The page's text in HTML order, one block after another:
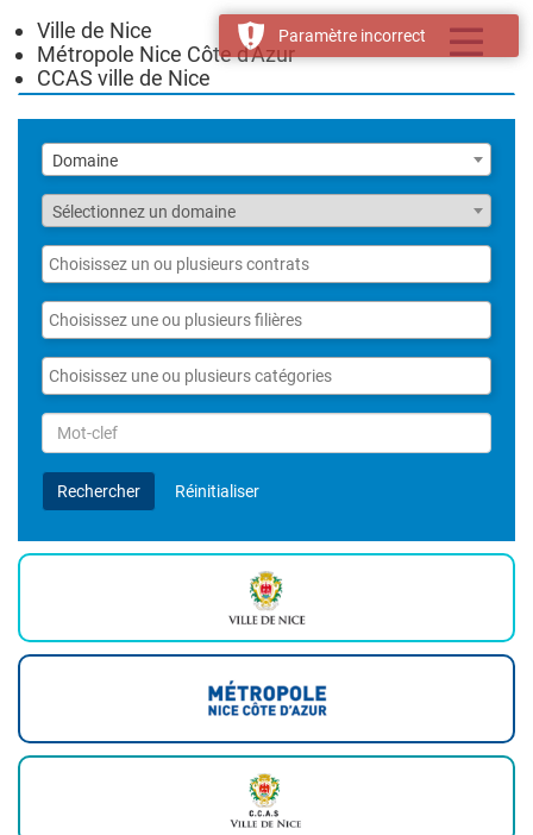
Toggle
Ville de Nice
Métropole Nice Côte d'Azur
CCAS ville de Nice
Liste
des
domaines
Domaine
Fonction
Sélectionnez un domaine
Liste
des
contrats
Liste
des
filières
Liste
des
catégories
Rechercher
par
Mot-
clefRechercher Réinitialiser
Paramètre incorrect